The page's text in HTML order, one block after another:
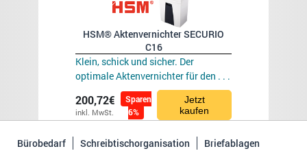
HSM® Aktenvernichter SECURIO
C16
Klein, schick und sicher. Der
optimale Aktenvernichter für den . . .
200,72€
inkl. MwSt.
Sparen
6%
Jetzt
kaufen
Bürobedarf Schreibtischorganisation Briefablagen